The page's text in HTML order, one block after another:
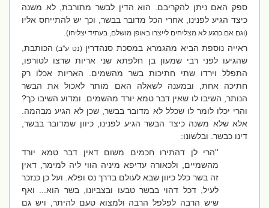
ספק האם ניתן להקריבם. הוא הדין לבשר מתורבת, לא משנה
כיצד הגיע לפנינו, אחרי הכל מדובר בבשר, וכך יש להתייחס אליו
(וגם אם כרגע לא מצליחים לייצרו באופן מושלם, בעתיד יצליחו).
ראייה נוספת הביא מהגמרא במסכת סנהדרין(נט ע''ב)הכותבת,
שהגיעו לפני רבי שמעון בן חלפתא שני אריות שרצו לטורפו,
התפלל וירדו שתי חתיכות בשר מהשמים. האריות אכלו רק
חתיכה אחת, ובמענה לשאלה האם מותר לאכול את הבשר
הנותר, השיבו לו שאין דבר טמא יורד מהשמים. ומדוע השיבו כך?
והרי יכלו לומר לו שכלל לא מדובר בבשר, שכן לא הגיע מבהמה.
אלא שלא משנה כיצד הבשר הגיע לפנינו, כיוון שמדובר בבשר,
דינו כבשר. ובלשונו:
''הרי לן דהתירו חכמים משום דאין דבר טמא יורד
מהשמיים, ולכאורה עדיפא מיניה הווי ליה למימר, דאין
זה בשר כלל כיוון שבא לעולם בדרך נס ופלא. ועל כן כנזכר
לעיל, דכל דהוי בבשר טבעו ובצביונו, בשר הוא... ואף
שיש הרבה לפלפל הרבה ולמצוא טעם להיתר, ויש גם